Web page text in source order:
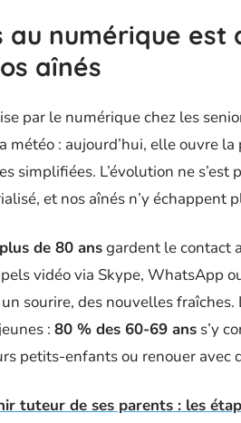
au numérique est
aînés
par le numérique chez les
: aujourd’hui, elle ouvre
simplifiées. L’évolution ne s’est
et nos aînés n’y échappent
de 80 ansgardent le contact
vidéo via Skype, WhatsApp
sourire, des nouvelles fraîches.
: 80 % des 60-69 ans s’y
petits-enfants ou renouer avec
tuteur de ses parents : les